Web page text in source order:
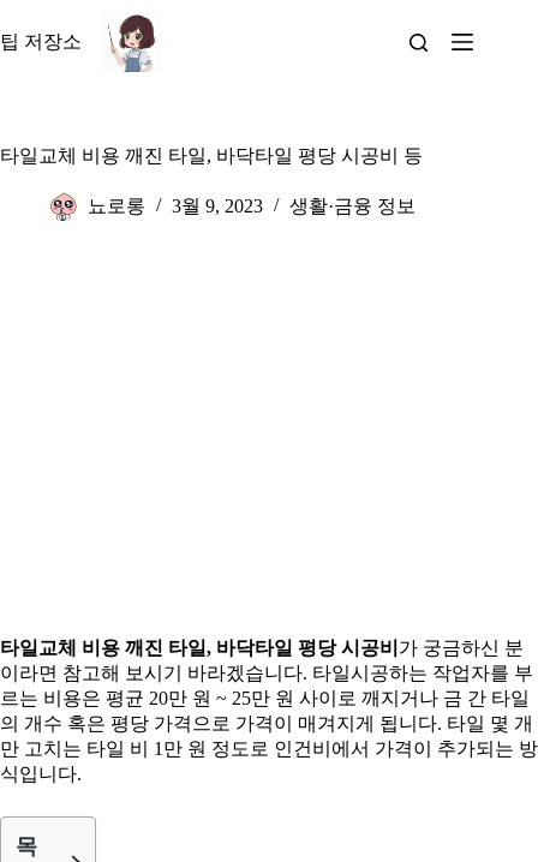
문
뛰
팁 저장소
타일교체 비용 깨진 타일, 바닥타일 평당 시공비 등
뇨로롱 3월 9, 2023 생활·금융 정보
타일교체 비용 깨진 타일, 바닥타일 평당 시공비 가 궁금하신 분
이라면 참고해 보시기 바라겠습니다. 타일시공하는 작업자를 부
르는 비용은 평균 20만 원 ~ 25만 원 사이로 깨지거나 금 간 타일
의 개수 혹은 평당 가격으로 가격이 매겨지게 됩니다. 타일 몇 개
만 고치는 타일 비 1만 원 정도로 인건비에서 가격이 추가되는 방
식입니다.
목